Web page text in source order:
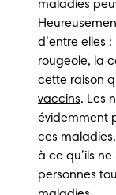
maladies
d’entre elles
rougeole, la
cette raison
vaccins. Les
évidemment
ces
à ce qu’ils
personnes